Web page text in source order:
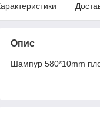
Опис
Шампур 580*10mm